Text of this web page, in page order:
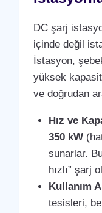
DC şarj
içinde değil
İstasyon,
yüksek
ve doğrudan
Hız ve
350 kW
sunarlar.
hızlı” şarj
Kullanım
tesisleri,